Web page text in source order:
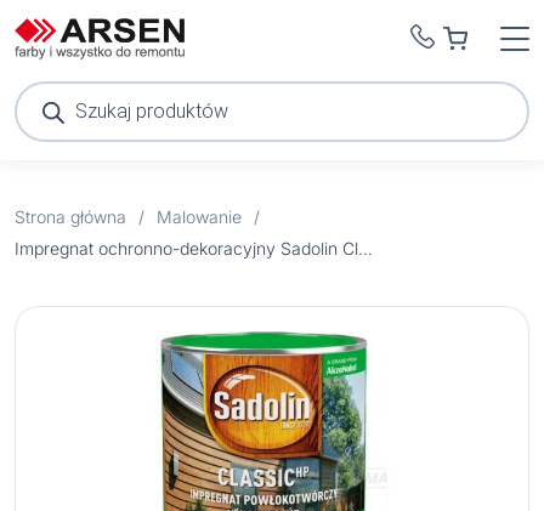
Wyszukiwarka
produktów
Strona główna / Malowanie
/
Impregnat ochronno-dekoracyjny Sadolin Classic kukurydza 2,5 l